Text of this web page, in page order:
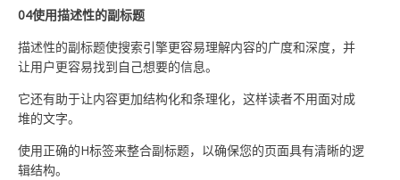
04使用描述性的副标题
描述性的副标题使搜索引擎更容易理解内容的广度和深度，并
让用户更容易找到自己想要的信息。
它还有助于让内容更加结构化和条理化，这样读者不用面对成
堆的文字。
使用正确的H标签来整合副标题，以确保您的页面具有清晰的逻
辑结构。